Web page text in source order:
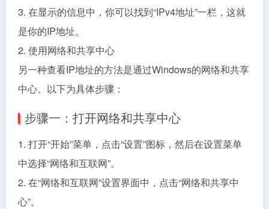
3. 在显示的信息中，你可以找到“IPv4地址”一栏，这就
是你的IP地址。
2. 使用网络和共享中心
另一种查看IP地址的方法是通过Windows的网络和共享
中心。以下为具体步骤：
步骤一：打开网络和共享中心
1. 打开“开始”菜单，点击“设置”图标，然后在设置菜单
中选择“网络和互联网”。
2. 在“网络和互联网”设置界面中，点击“网络和共享中
心”。